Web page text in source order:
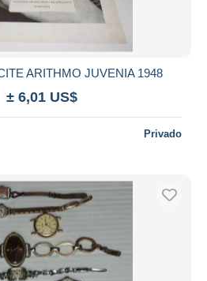
ARITHMO JUVENIA 1948
± 6,01 US$
Privado